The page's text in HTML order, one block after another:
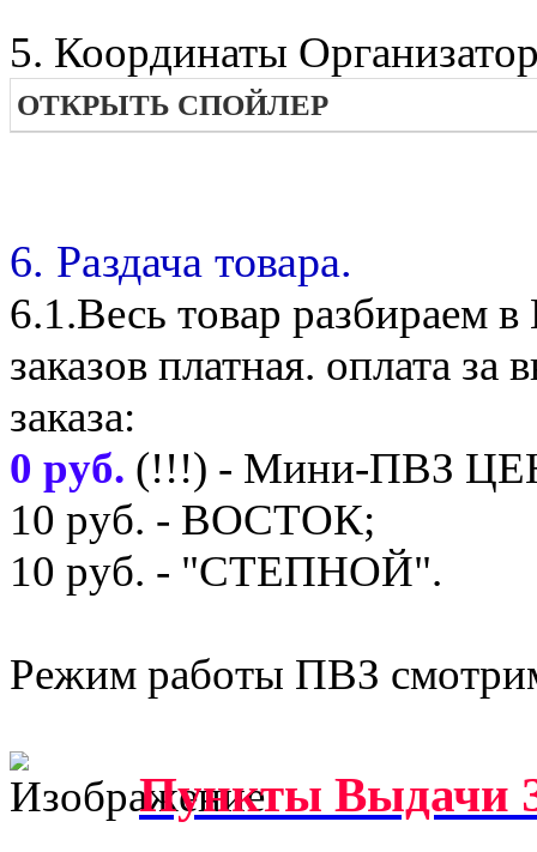
5. Координаты
ОТКРЫТЬ СПОЙЛЕР
6. Раздача товара.
6.1.Весь товар разбираем
заказов платная. оплата
заказа:
0 руб. (!!!) - Мини-ПВЗ
10 руб. - ВОСТОК;
10 руб. - "СТЕПНОЙ".
Режим работы ПВЗ
Пункты Выдачи